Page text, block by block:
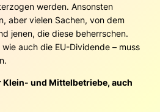
werden. Ansonsten
aber vielen Sachen, von dem
jenen, die diese beherrschen.
auch die EU-Dividende – muss
und Mittelbetriebe, auch